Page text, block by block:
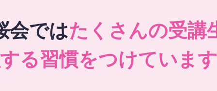
会ではたくさんの受講
る習慣をつけています